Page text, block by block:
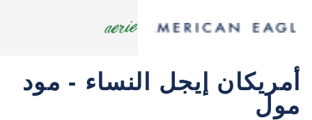
أمريكان إيجل النساء - مود
مول